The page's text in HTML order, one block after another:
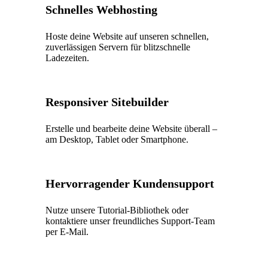
Schnelles Webhosting
Hoste deine Website auf unseren schnellen,
zuverlässigen Servern für blitzschnelle
Ladezeiten.
Responsiver Sitebuilder
Erstelle und bearbeite deine Website überall –
am Desktop, Tablet oder Smartphone.
Hervorragender Kundensupport
Nutze unsere Tutorial-Bibliothek oder
kontaktiere unser freundliches Support-Team
per E-Mail.